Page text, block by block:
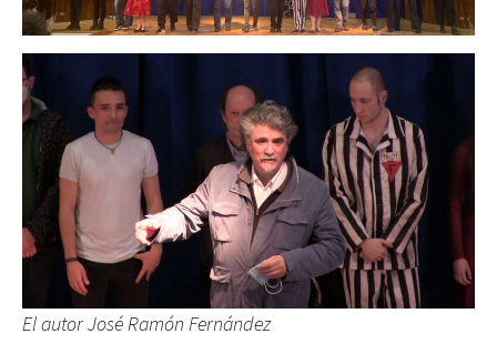
El autor José Ramón Fernández